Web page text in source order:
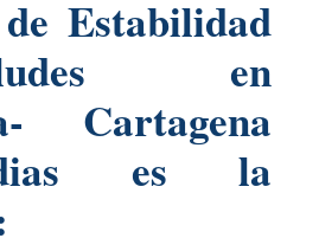
Estabilidad
en
Cartagena
es la